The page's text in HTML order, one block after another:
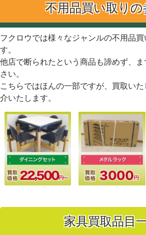
不用品買い取りの
フクロウでは様々なジャンルの不用品
す。
他店で断られたという商品も諦めず、
さい。
こちらではほんの一部ですが、買取い
介いたします。
家具買取品目